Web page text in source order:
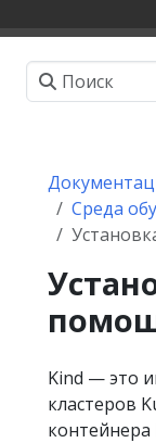
Среда
Kind — это
кластеров
контейнера